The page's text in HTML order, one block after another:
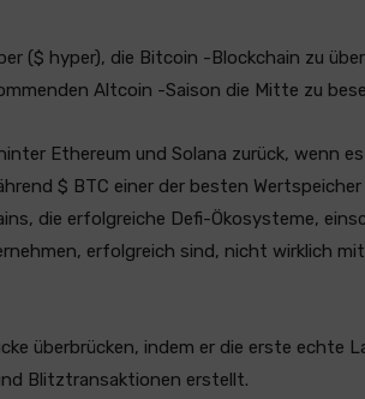
($ hyper), die Bitcoin -Blockchain zu
Altcoin -Saison die Mitte zu
Ethereum und Solana zurück, wenn
$ BTC einer der besten
die erfolgreiche Defi-Ökosysteme,
erfolgreich sind, nicht wirklich
überbrücken, indem er die erste echte
Blitztransaktionen erstellt.